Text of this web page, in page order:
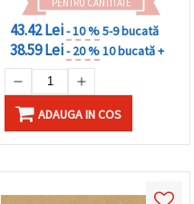
43.42 Lei- 10 %5-9 bucată
38.59 Lei- 20 %10 bucată +
ADAUGA IN COS